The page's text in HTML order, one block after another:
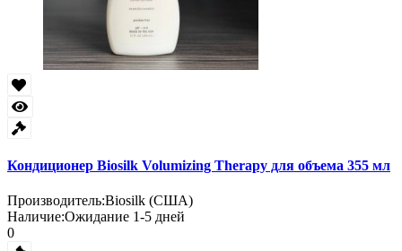
Кондиционер Biosilk Volumizing Therapy для объема 355 мл
Производитель:Biosilk (США)
Наличие:Ожидание 1-5 дней
0